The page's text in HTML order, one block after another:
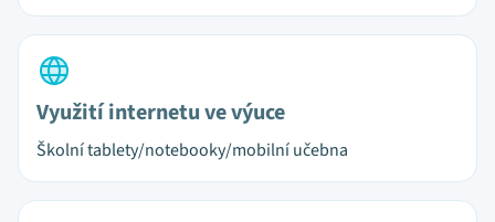
Využití internetu ve výuce
Školní tablety/notebooky/mobilní učebna